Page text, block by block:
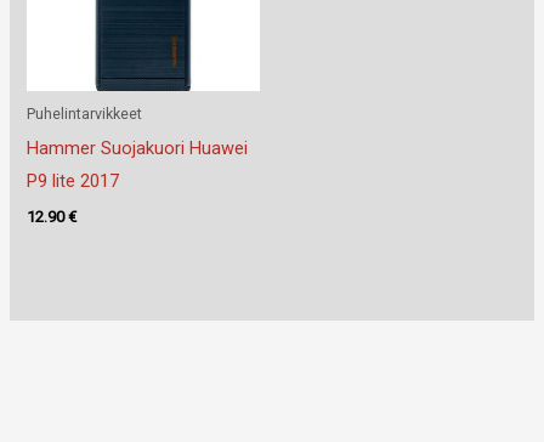
Puhelintarvikkeet
Hammer Suojakuori Huawei
P9 lite 2017
12.90€